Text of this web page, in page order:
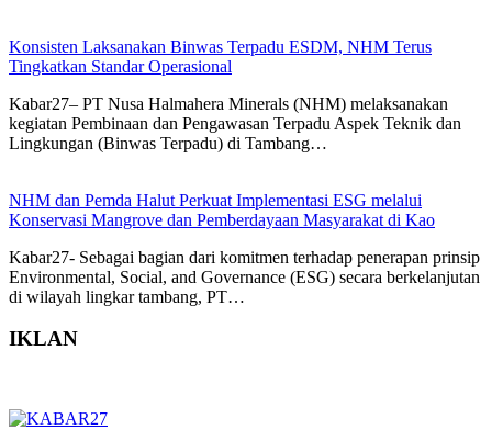
Konsisten Laksanakan Binwas Terpadu ESDM, NHM Terus
Tingkatkan Standar Operasional
Kabar27– PT Nusa Halmahera Minerals (NHM) melaksanakan
kegiatan Pembinaan dan Pengawasan Terpadu Aspek Teknik dan
Lingkungan (Binwas Terpadu) di Tambang…
NHM dan Pemda Halut Perkuat Implementasi ESG melalui
Konservasi Mangrove dan Pemberdayaan Masyarakat di Kao
Kabar27- Sebagai bagian dari komitmen terhadap penerapan prinsip
Environmental, Social, and Governance (ESG) secara berkelanjutan
di wilayah lingkar tambang, PT…
IKLAN